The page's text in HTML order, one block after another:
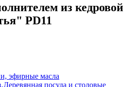
из кедровой
PD11
эфирные масла
Деревянная посуда и столовые